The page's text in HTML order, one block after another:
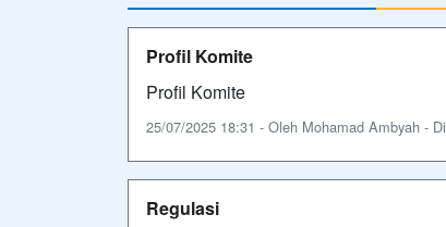
Profil Komite
Profil Komite
25/07/2025 18:31 - Oleh Mohamad Ambyah -
Regulasi